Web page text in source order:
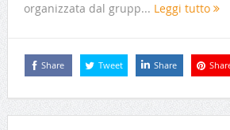
organizzata dal grupp... Leggi tutto
Share Tweet Share